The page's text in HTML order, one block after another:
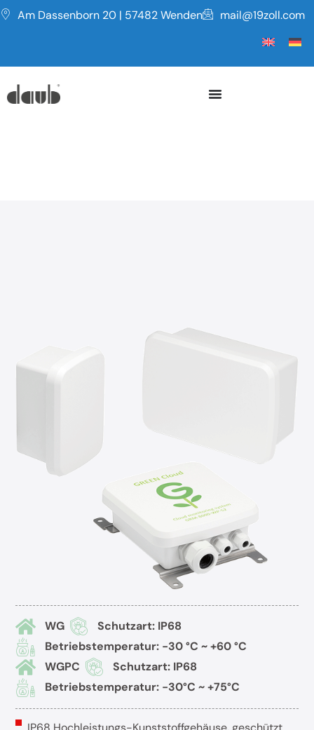
Am Dassenborn 20 | 57482 Wenden mail@19zoll.com
WG
Schutzart: IP68
Betriebstemperatur: -30 °C ~ +60 °C
WGPC
Schutzart: IP68
Betriebstemperatur: -30°C ~ +75°C